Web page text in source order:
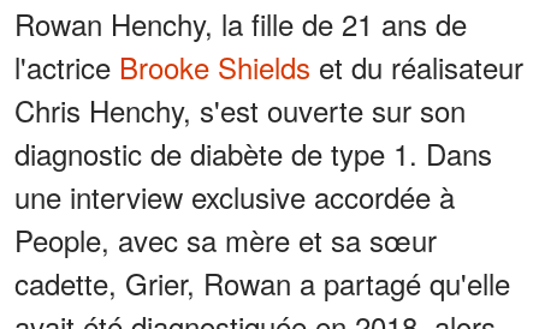
Rowan Henchy, la fille de 21 ans de
l'actrice Brooke Shields et du réalisateur
Chris Henchy, s'est ouverte sur son
diagnostic de diabète de type 1. Dans
une interview exclusive accordée à
People, avec sa mère et sa sœur
cadette, Grier, Rowan a partagé qu'elle